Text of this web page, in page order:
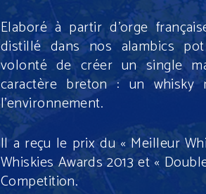
Elaboré à partir d’orge
distillé dans nos alambics
volonté de créer un single
caractère breton : un whisky
l’environnement.
Il a reçu le prix du « Meilleur
Whiskies Awards 2013 et «
Competition.